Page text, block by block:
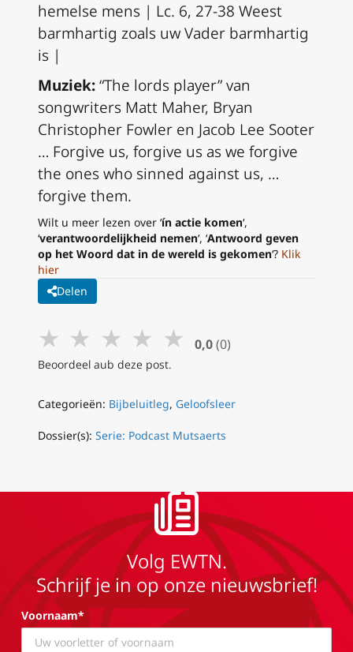
hemelse mens | Lc. 6, 27-38 Weest
barmhartig zoals uw Vader barmhartig
is |
Muziek:“The lords player” van
songwriters Matt Maher, Bryan
Christopher Fowler en Jacob Lee Sooter
… Forgive us, forgive us as we forgive
the ones who sinned against us, …
forgive them.
Wilt u meer lezen over ‘ín actie komen‘,
‘verantwoordelijkheid nemen‘, ‘Antwoord geven
op het Woord dat in de wereld is gekomen‘? Klik
hier
Delen
★ ★ ★ ★ ★ 0,0 (0)
Beoordeel aub deze post.
Categorieën: Bijbeluitleg, Geloofsleer
Dossier(s): Serie: Podcast Mutsaerts
Volg EWTN.
Schrijf je in op onze nieuwsbrief!
Voornaam*